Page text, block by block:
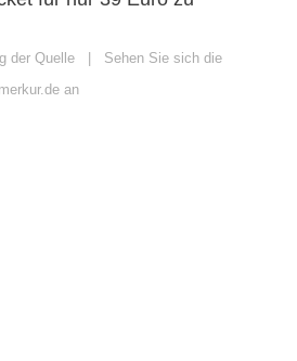
der Quelle | Sehen Sie sich die
an